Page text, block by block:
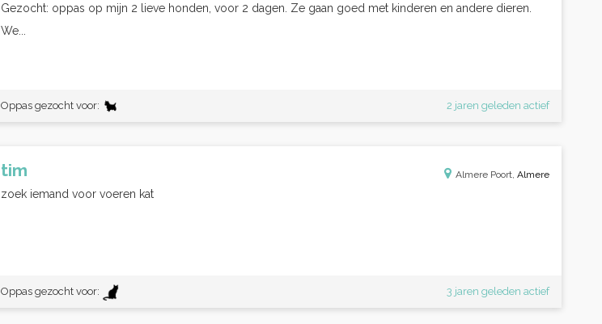
Gezocht: oppas op mijn 2 lieve honden, voor 2 dagen. Ze gaan goed met kinderen en andere dieren.
We...
Oppas gezocht voor: 2 jaren geleden actief
tim Almere Poort, Almere
zoek iemand voor voeren kat
Oppas gezocht voor: 3 jaren geleden actief